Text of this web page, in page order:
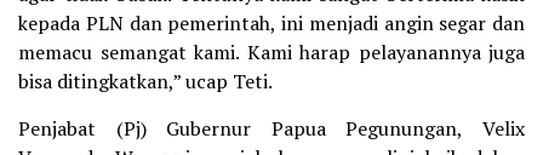
kepada PLN dan pemerintah, ini menjadi angin segar dan
memacu semangat kami. Kami harap pelayanannya juga
bisa ditingkatkan,” ucap Teti.
Penjabat (Pj) Gubernur Papua Pegunungan, Velix